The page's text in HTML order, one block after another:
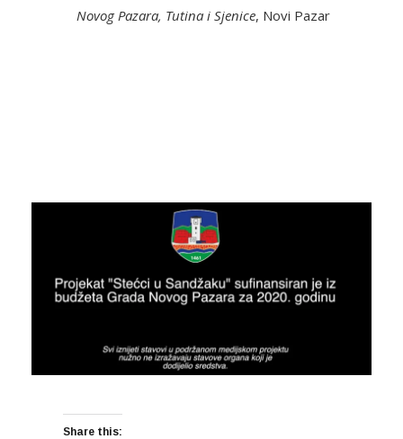
Novog Pazara, Tutina i Sjenice, Novi Pazar
Share this: